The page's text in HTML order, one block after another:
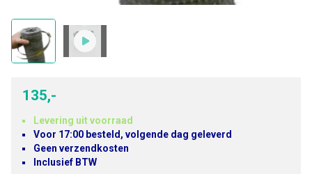
135,-
Levering uit voorraad
Voor 17:00 besteld, volgende dag geleverd
Geen verzendkosten
Inclusief BTW